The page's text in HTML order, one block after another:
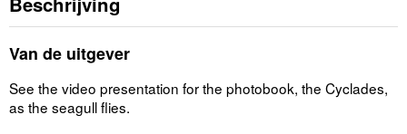
Van de uitgever
See the video presentation for the photobook, the Cyclades,
as the seagull flies.